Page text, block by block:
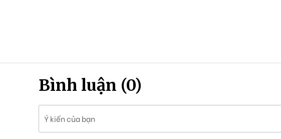
Bình luận (0)
Ý kiến của bạn